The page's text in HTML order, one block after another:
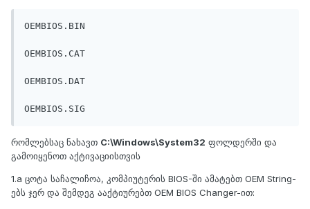
OEMBIOS.BIN
OEMBIOS.CAT
OEMBIOS.DAT
OEMBIOS.SIG
რომლებსაც ნახავთ C:\Windows\System32 ფოლდერში და
გამოიყენოთ აქტივაციისთვის
1.a ცოტა საჩალიჩოა, კომპიუტერის BIOS-ში ამატებთ OEM String-
ებს ჯერ და შემდეგ ააქტიურებთ OEM BIOS Changer-ით: